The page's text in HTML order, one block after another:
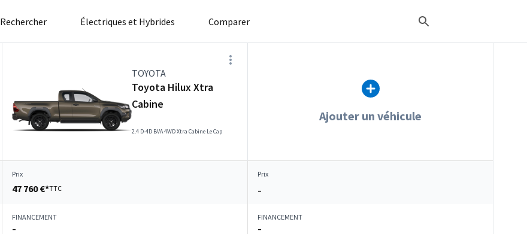
Rechercher Électriques et Hybrides Comparer
TOYOTA
Toyota Hilux Xtra
Cabine
2.4 D-4D BVA 4WD Xtra Cabine Le Cap
Ajouter un véhicule
Prix
47 760 €*TTC
Prix
–
FINANCEMENT
–
FINANCEMENT
–